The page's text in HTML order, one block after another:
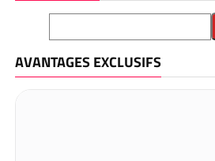
AVANTAGES EXCLUSIFS